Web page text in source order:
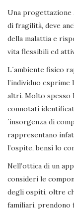
Una progettazione
di fragilità, deve
della malattia e
vita flessibili ed
L´ambiente fisico
l’individuo
altri. Molto spesso
connotati
´insorgenza di
rappresentano
l’ospite, bensì lo
Nell’ottica di un
consideri le
degli ospiti, oltre
familiari,